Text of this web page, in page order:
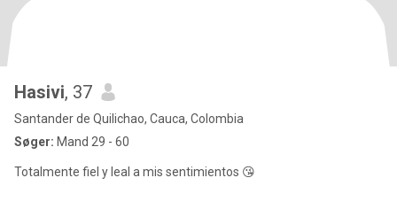
Hasivi, 37
Santander de Quilichao, Cauca, Colombia
Søger: Mand 29 - 60
Totalmente fiel y leal a mis sentimientos 😘